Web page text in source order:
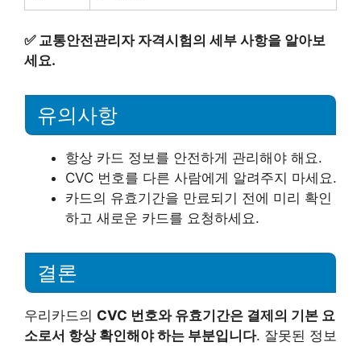
✅ 교통안전관리자 자격시험의 세부 사항을 알아보
세요.
유의사항
항상 카드 정보를 안전하게 관리해야 해요.
CVC 번호를 다른 사람에게 알려주지 마세요.
카드의 유효기간을 만료되기 전에 미리 확인
하고 새로운 카드를 요청하세요.
결론
우리카드의 CVC 번호와 유효기간은 결제의 기본 요
소로서 항상 확인해야 하는 부분입니다. 잘못된 정보